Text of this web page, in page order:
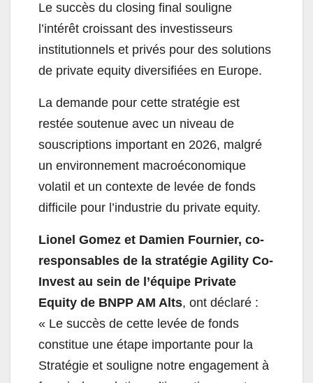
Le succès du closing final souligne
l’intérêt croissant des investisseurs
institutionnels et privés pour des solutions
de private equity diversifiées en Europe.
La demande pour cette stratégie est
restée soutenue avec un niveau de
souscriptions important en 2026, malgré
un environnement macroéconomique
volatil et un contexte de levée de fonds
difficile pour l’industrie du private equity.
Lionel Gomez et Damien Fournier, co-
responsables de la stratégie Agility Co-
Invest au sein de l’équipe Private
Equity de BNPP AM Alts, ont déclaré :
« Le succès de cette levée de fonds
constitue une étape importante pour la
Stratégie et souligne notre engagement à